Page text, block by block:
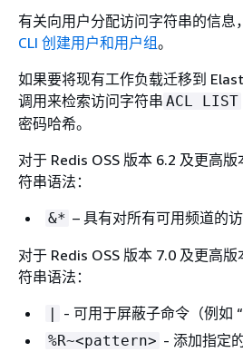
有关向用户分配访问字符串的信息
CLI 创建用户和用户组。
如果要将现有工作负载迁移到
调用来检索访问字符串 ACL LIST
密码哈希。
对于 Redis OSS 版本 6.2 及更高
符串语法：
&* – 具有对所有可用频道的访
对于 Redis OSS 版本 7.0 及更高
符串语法：
| - 可用于屏蔽子命令（例如
%R~<pattern> - 添加指定